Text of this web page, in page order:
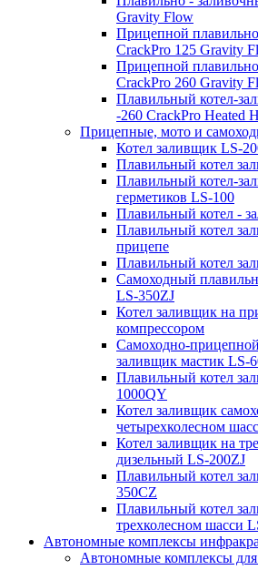
Gravity Flow
Прицепной
CrackPro 125 Gravity
Прицепной
CrackPro 260 Gravity
Плавильный котел-
-260 CrackPro Heated
Прицепные, мото и
Котел заливщик LS-
Плавильный котел
Плавильный котел-
герметиков LS-100
Плавильный котел -
Плавильный котел
прицепе
Плавильный котел
Самоходный
LS-350ZJ
Котел заливщик на
компрессором
Самоходно-
заливщик мастик LS-
Плавильный котел
1000QY
Котел заливщик
четырехколесном
Котел заливщик на
дизельный LS-200ZJ
Плавильный котел
350CZ
Плавильный котел
трехколесном шасси
Автономные комплексы
Автономные комплексы